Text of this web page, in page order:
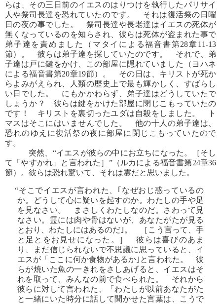
らは、その三日前のイエスのはりつけを執行したパリサイ
人や祭司長達を恐れていたのです。 それは復活祭の日曜
日の夜の事でした。 祭司長達や長老達はイエスの死体が
無くなっているのを知らされ、彼らは死体が盗まれた事で
弟子達を責めました（マタイによる福音書第28章11-13
節）。 彼らは弟子達を探していたのです。 それで、弟
子達は戸に鍵をかけ、この部屋に隠れていました（ヨハネ
による福音書第20章19節）。 その日は、キリストが死か
らよみがえられ、人類の歴史上で最も輝かしく、すばらし
い日でした。 にもかかわらず、弟子達はどうしていたで
しょうか？ 彼らは鍵をかけた部屋に閉じこもっていたの
です！ キリストを裏切ったユダは自殺をしました。 ト
マスはそこにはいませんでした。 他の十人の弟子達は、
恐れのゆえに復活祭の夜に部屋に閉じこもっていたので
す。
突然、“イエスが彼らの中にお立ちになった。［そし
て「やすかれ」と言われた］”（ルカによる福音書第24章36
節）。彼らは恐れ驚いて、それは霊だと思いました。
“そこでイエスが言われた、｢なぜおじ惑っているの
か。どうして心に疑いを起すのか。わたしの手や足
を見なさい。 まさしくわたしなのだ。さわって見
なさい。霊には肉や骨はないが、あなたがたが見る
とおり、わたしにはあるのだ｣。 ［こう言って、手
と足とをお見せになった。］ 彼らは喜びのあま
り、まだ信じられないで不思議に思っていると、イ
エスが「ここに何か食物があるか｣と言われた。 彼
らが焼いた魚の一きれをさしあげると、イエスはそ
れを取って、みんなの前で食べられた。 それから
彼らに対して言われた、「わたしが以前あなたがた
と一緒にいた時分に話して聞かせた言葉は、こうで